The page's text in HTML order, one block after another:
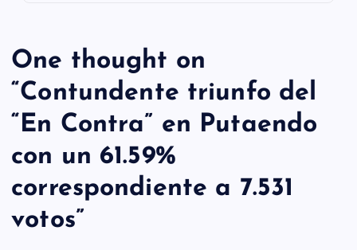
One thought on
“Contundente triunfo del
“En Contra” en Putaendo
con un 61.59%
correspondiente a 7.531
votos”